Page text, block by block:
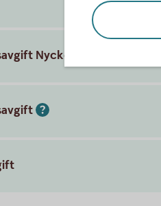
Nyckelkund